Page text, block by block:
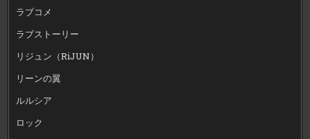
ラブコメ
ラブストーリー
リジュン（RiJUN）
リーンの翼
ルルシア
ロック